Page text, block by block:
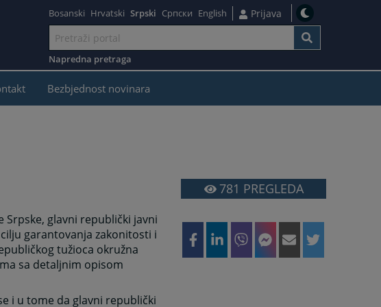
Bosanski Hrvatski Srpski Српски English Prijava
Napredna pretraga
Bezbjednost novinara
Srpske, glavni republički javni
garantovanja zakonitosti i
tužioca okružna
sa detaljnim opisom
i u tome da glavni republički
781 PREGLEDA